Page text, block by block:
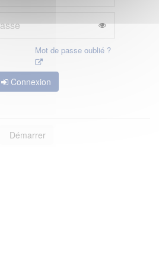
Mot de passe oublié ?
Connexion
Démarrer